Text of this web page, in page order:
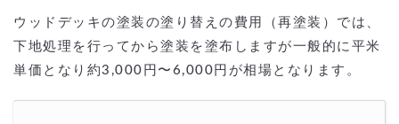
ウッドデッキの塗装の塗り替えの費用（再塗装）では、
下地処理を行ってから塗装を塗布しますが一般的に平米
単価となり約3,000円〜6,000円が相場となります。